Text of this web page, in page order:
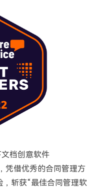
档创意软件
凭借优秀的合同管理方
斩获“最佳合同管理软